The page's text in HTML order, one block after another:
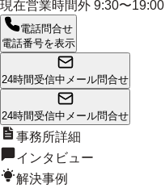
現在営業時間外 9:30〜19:00
電話問合せ
電話番号を表示
24時間受信中 メール問合せ
24時間受信中 メール問合せ
事務所詳細
インタビュー
解決事例